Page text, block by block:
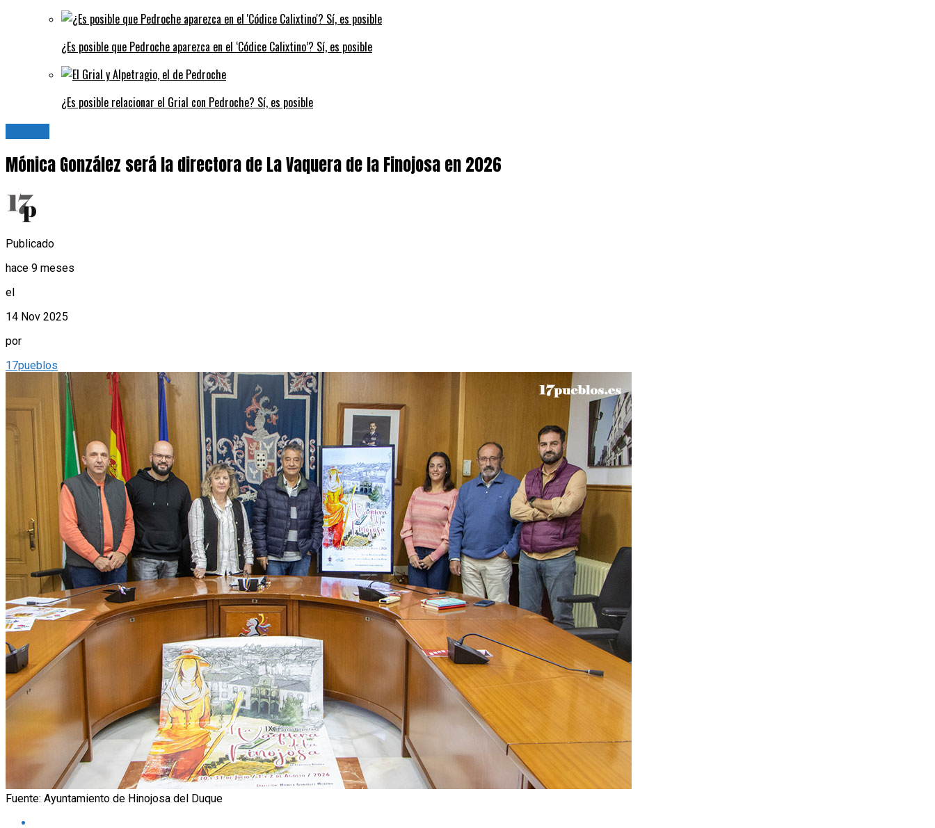
¿Es posible que Pedroche aparezca en el ‘Códice Calixtino’? Sí, es posible
¿Es posible relacionar el Grial con Pedroche? Sí, es posible
Mónica González será la directora de La Vaquera de la Finojosa en 2026
Publicado
hace 9 meses
el
14 Nov 2025
por
17pueblos
Fuente: Ayuntamiento de Hinojosa del Duque